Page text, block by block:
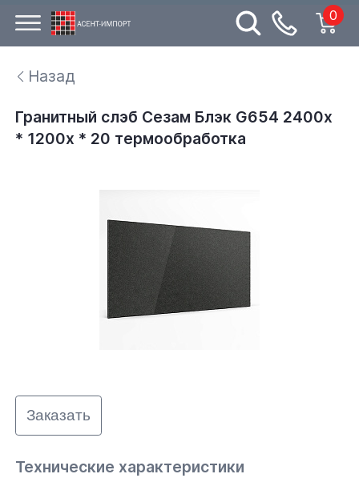
0
Назад
Гранитный слэб Сезам Блэк G654 2400х
* 1200х * 20 термообработка
Заказать
Технические характеристики